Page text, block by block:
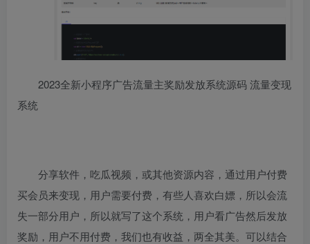
2023全新小程序广告流量主奖励发放系统源码 流量变现
系统
分享软件，吃瓜视频，或其他资源内容，通过用户付费
买会员来变现，用户需要付费，有些人喜欢白嫖，所以会流
失一部分用户，所以就写了这个系统，用户看广告然后发放
奖励，用户不用付费，我们也有收益，两全其美。可以结合